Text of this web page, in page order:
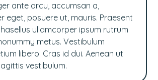
ante arcu, accumsan a,
eget, posuere ut, mauris. Praesent
ullamcorper ipsum rutrum
metus. Vestibulum
libero. Cras id dui. Aenean ut
vestibulum.